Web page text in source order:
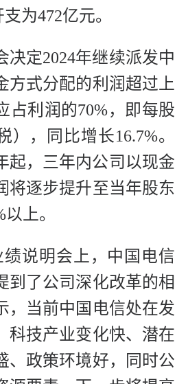
为472亿元。
决定2024年继续派发中
方式分配的利润超过上
占利润的70%，即每股
），同比增长16.7%。
起，三年内公司以现金
将逐步提升至当年股东
上。
绩说明会上，中国电信
到了公司深化改革的相
，当前中国电信处在发
科技产业变化快、潜在
、政策环境好，同时公